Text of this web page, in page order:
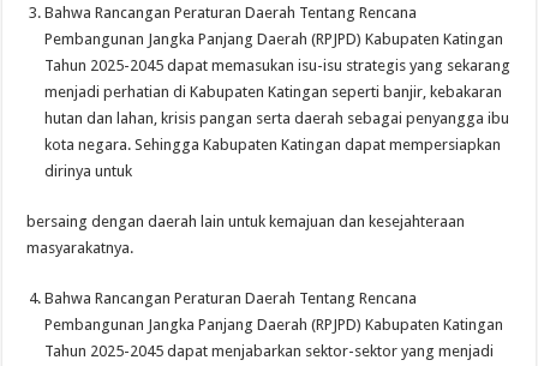
Bahwa Rancangan Peraturan Daerah Tentang Rencana
Pembangunan Jangka Panjang Daerah (RPJPD) Kabupaten Katingan
Tahun 2025-2045 dapat memasukan isu-isu strategis yang sekarang
menjadi perhatian di Kabupaten Katingan seperti banjir, kebakaran
hutan dan lahan, krisis pangan serta daerah sebagai penyangga ibu
kota negara. Sehingga Kabupaten Katingan dapat mempersiapkan
dirinya untuk
bersaing dengan daerah lain untuk kemajuan dan kesejahteraan
masyarakatnya.
Bahwa Rancangan Peraturan Daerah Tentang Rencana
Pembangunan Jangka Panjang Daerah (RPJPD) Kabupaten Katingan
Tahun 2025-2045 dapat menjabarkan sektor-sektor yang menjadi